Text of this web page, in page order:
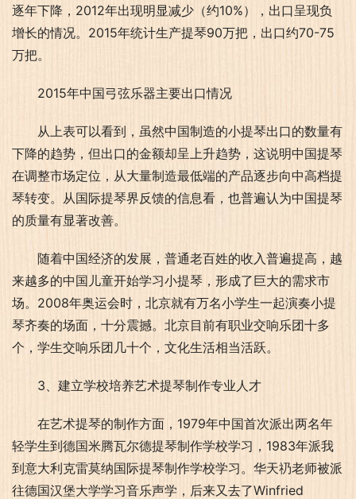
逐年下降，2012年出现明显减少（约10%），出口呈现负
增长的情况。2015年统计生产提琴90万把，出口约70-75
万把。
2015年中国弓弦乐器主要出口情况
从上表可以看到，虽然中国制造的小提琴出口的数量有
下降的趋势，但出口的金额却呈上升趋势，这说明中国提琴
在调整市场定位，从大量制造最低端的产品逐步向中高档提
琴转变。从国际提琴界反馈的信息看，也普遍认为中国提琴
的质量有显著改善。
随着中国经济的发展，普通老百姓的收入普遍提高，越
来越多的中国儿童开始学习小提琴，形成了巨大的需求市
场。2008年奥运会时，北京就有万名小学生一起演奏小提
琴齐奏的场面，十分震撼。北京目前有职业交响乐团十多
个，学生交响乐团几十个，文化生活相当活跃。
3、建立学校培养艺术提琴制作专业人才
在艺术提琴的制作方面，1979年中国首次派出两名年
轻学生到德国米腾瓦尔德提琴制作学校学习，1983年派我
到意大利克雷莫纳国际提琴制作学校学习。华天礽老师被派
往德国汉堡大学学习音乐声学，后来又去了Winfried